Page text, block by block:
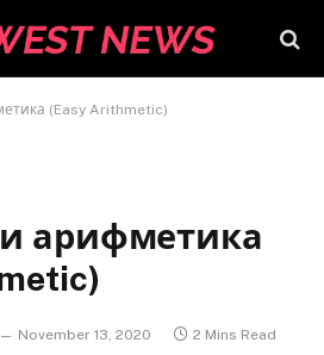
(Easy Arithmetic)
арифметика
November 13, 2020 2 Mins Read